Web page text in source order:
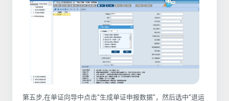
第五步,在单证向导中点击“生成单证申报数据”，然后选中“退运